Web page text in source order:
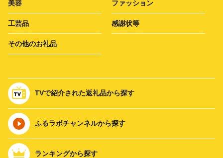
美容 ファッション
工芸品 感謝状等
その他のお礼品
TVで紹介された返礼品から探す
ふるラボチャンネルから探す
ランキングから探す